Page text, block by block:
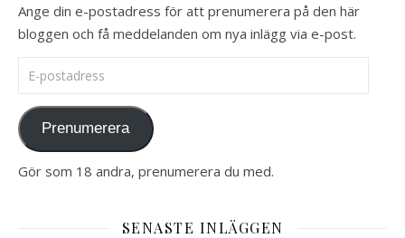
Ange din e-postadress för att prenumerera på den här
bloggen och få meddelanden om nya inlägg via e-post.
E-postadress
Prenumerera
Gör som 18 andra, prenumerera du med.
SENASTE INLÄGGEN